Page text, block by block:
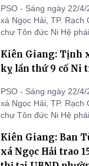
PSO - Sáng ngày 22/
xá Ngọc Hải, TP. Rạch
chư Tôn đức Ni Hệ
có nhiều đóng góp to
Kiên Giang: Tịnh
kỵ lần thứ 9 cố Ni
PSO - Sáng ngày 22/
xá Ngọc Hải, TP. Rạch
chư Tôn đức Ni Hệ
có nhiều đóng góp to
Kiên Giang: Ban
xá Ngọc Hải trao